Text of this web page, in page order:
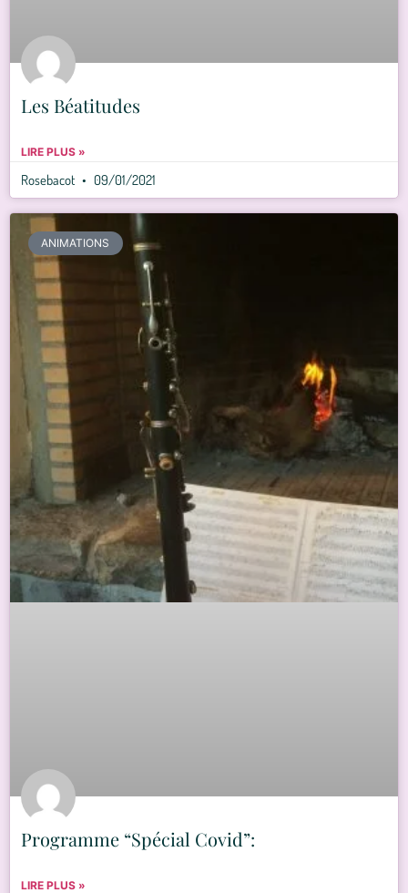
Les Béatitudes
LIRE PLUS »
Rosebacot 09/01/2021
ANIMATIONS
Programme “Spécial Covid”:
LIRE PLUS »